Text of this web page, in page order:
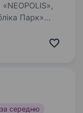
Парк»
середню